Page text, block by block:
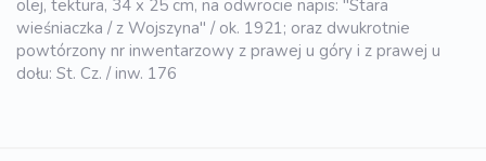
olej, tektura, 34 x 25 cm, na odwrocie napis: "Stara
wieśniaczka / z Wojszyna" / ok. 1921; oraz dwukrotnie
powtórzony nr inwentarzowy z prawej u góry i z prawej u
dołu: St. Cz. / inw. 176